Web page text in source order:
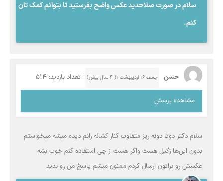
سلام در صورت صلاحدید عکس واضح بفرستید تا بتوانم کمک تان
کنم.
حسن جمعه ۱۶ اردیبهشت ۱( 4 سال پیش) تعداد بازدید: 514
مشاهده پرسش
سلام دکتر دوتا دونه ریز متفاوت کنار کشاله رانم دیده میشه میخواستم
بدون این‌ها زگیل هست واگر هست از چی استفاده کنم خوب بشه
عکسش رو براتون ارسال کردم ممنون میشم پاسخ من رو بدید